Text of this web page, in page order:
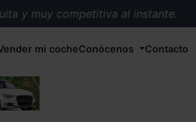
y muy competitiva al instante.
satisfechos.
que tu quieras.
mi cocheConócenos Contacto